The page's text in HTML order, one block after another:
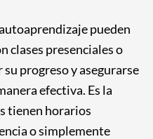
pueden
clases presenciales o
progreso y asegurarse
efectiva. Es la
tienen horarios
o simplemente